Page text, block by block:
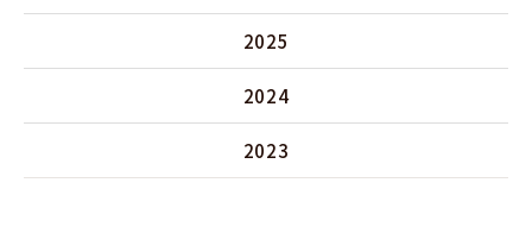
2025
2024
2023